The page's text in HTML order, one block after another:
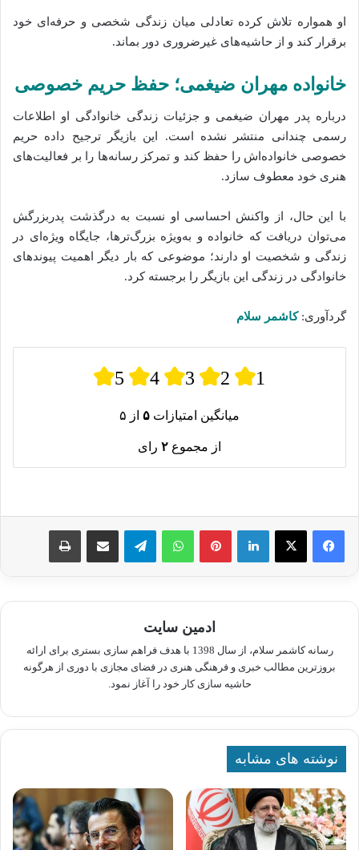
او همواره تلاش کرده تعادلی میان زندگی شخصی و حرفه‌ای خود
برقرار کند و از حاشیه‌های غیرضروری دور بماند.
خانواده مهران ضیغمی؛ حفظ حریم خصوصی
درباره پدر مهران ضیغمی و جزئیات زندگی خانوادگی او اطلاعات
رسمی چندانی منتشر نشده است. این بازیگر ترجیح داده حریم
خصوصی خانواده‌اش را حفظ کند و تمرکز رسانه‌ها را بر فعالیت‌های
هنری خود معطوف سازد.
با این حال، از واکنش احساسی او نسبت به درگذشت پدربزرگش
می‌توان دریافت که خانواده و به‌ویژه بزرگ‌ترها، جایگاه ویژه‌ای در
زندگی و شخصیت او دارند؛ موضوعی که بار دیگر اهمیت پیوندهای
خانوادگی در زندگی این بازیگر را برجسته کرد.
گردآوری:کاشمر سلام
5 4 3 2 1
میانگین امتیازات ۵ از ۵
از مجموع ۲ رای
لینکدین پینترستواتس آپ تلگرام اشتراک گذاری از طریق ایمیل چاپ
ادمین سایت
رسانه کاشمر سلام، از سال 1398 با هدف فراهم سازی بستری برای ارائه
بروزترین مطالب خبری و فرهنگی هنری در فضای مجازی با دوری از هرگونه
حاشیه سازی کار خود را آغاز نمود.
نوشته های مشابه